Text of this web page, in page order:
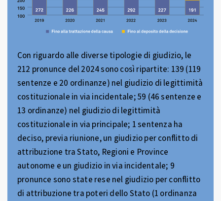
Con riguardo alle diverse tipologie di giudizio, le
212 pronunce del 2024 sono così ripartite: 139 (119
sentenze e 20 ordinanze) nel giudizio di legittimità
costituzionale in via incidentale; 59 (46 sentenze e
13 ordinanze) nel giudizio di legittimità
costituzionale in via principale; 1 sentenza ha
deciso, previa riunione, un giudizio per conflitto di
attribuzione tra Stato, Regioni e Province
autonome e un giudizio in via incidentale; 9
pronunce sono state rese nel giudizio per conflitto
di attribuzione tra poteri dello Stato (1 ordinanza